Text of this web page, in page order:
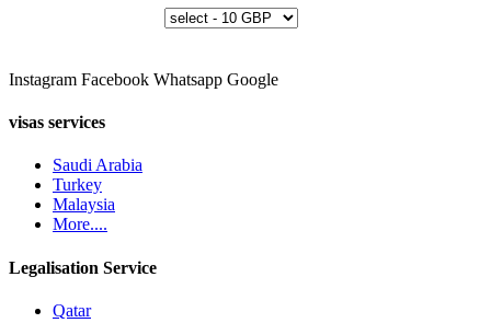
Instagram Facebook Whatsapp Google
visas services
Saudi Arabia
Turkey
Malaysia
More....
Legalisation Service
Qatar